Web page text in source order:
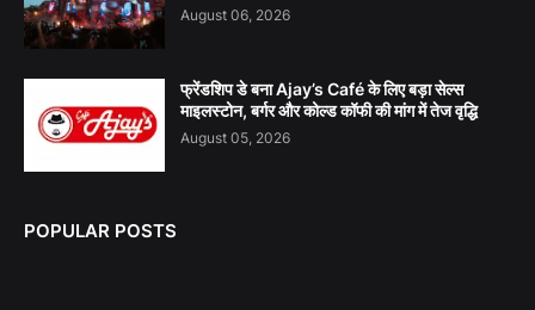
August 06, 2026
फ्रेंडशिप डे बना Ajay’s Café के लिए बड़ा सेल्स
माइलस्टोन, बर्गर और कोल्ड कॉफी की मांग में तेज वृद्धि
August 05, 2026
POPULAR POSTS